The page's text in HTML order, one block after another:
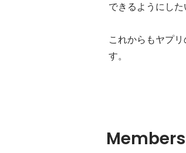
できるようにした
これからもヤプ
す。
Members